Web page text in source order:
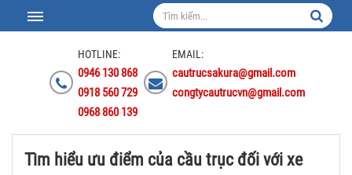
HOTLINE:
0946 130 868
0918 560 729
0968 860 139
EMAIL:
cautrucsakura@gmail.com
congtycautrucvn@gmail.com
Tìm hiểu ưu điểm của cầu trục đối với xe